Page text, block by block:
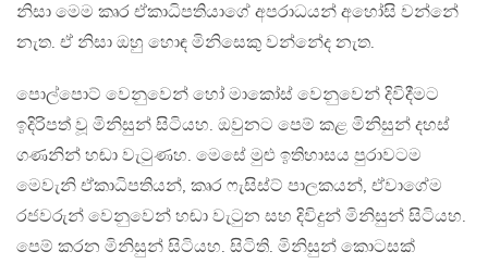
නිසා මෙම කෘර ඒකාධිපතියාගේ අපරාධයන් අහෝසි වන්නේ
නැත. ඒ නිසා ඔහු හොඳ මිනිසෙකු වන්නේද නැත.
පොල්පොට් වෙනුවෙන් හෝ මාකෝස් වෙනුවෙන් දිවිදීමට
ඉදිරිපත් වූ මිනිසුන් සිටියහ. ඔවුනට පෙම් කළ මිනිසුන් දහස්
ගණනින් හඬා වැටුණහ. මෙසේ මුළු ඉතිහාසය පුරාවටම
මෙවැනි ඒකාධිපතියන්, කෘර ෆැසිස්ට් පාලකයන්, ඒවාගේම
රජවරුන් වෙනුවෙන් හඬා වැටුන සහ දිවිදුන් මිනිසුන් සිටියහ.
පෙම් කරන මිනිසුන් සිටියහ. සිටිති. මිනිසුන් කොටසක්